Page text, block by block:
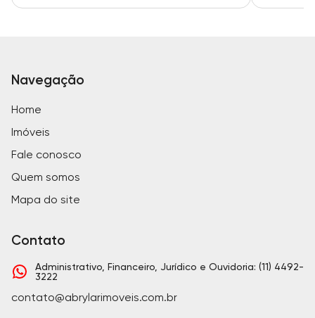
Navegação
Home
Imóveis
Fale conosco
Quem somos
Mapa do site
Contato
Administrativo, Financeiro, Jurídico e Ouvidoria: (11) 4492-
3222
contato@abrylarimoveis.com.br